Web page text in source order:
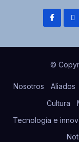
©
Nosotros Aliados
Cultura
Tecnología e